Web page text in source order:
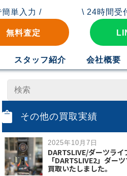
単入力 /
無料査定
\ 24時間受
スタッフ紹介 会社概要
その他の買取実績
2025年10月7日
DARTSLIVE/ダーツライ
「DARTSLIVE2」ダー
買取いたしました。